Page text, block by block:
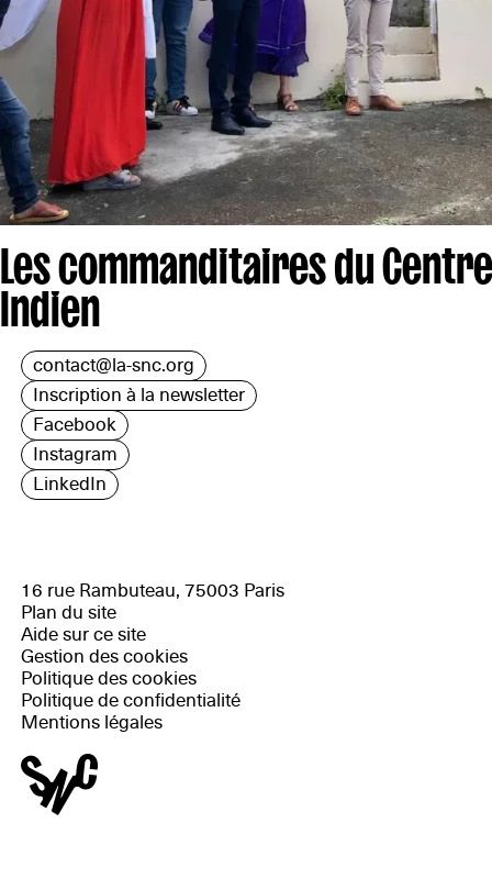
Les commanditaires du Centre
Indien
contact@la-snc.org
Inscription à la newsletter
Facebook
Instagram
LinkedIn
16 rue Rambuteau, 75003 Paris
Plan du site
Aide sur ce site
Gestion des cookies
Politique des cookies
Politique de confidentialité
Mentions légales